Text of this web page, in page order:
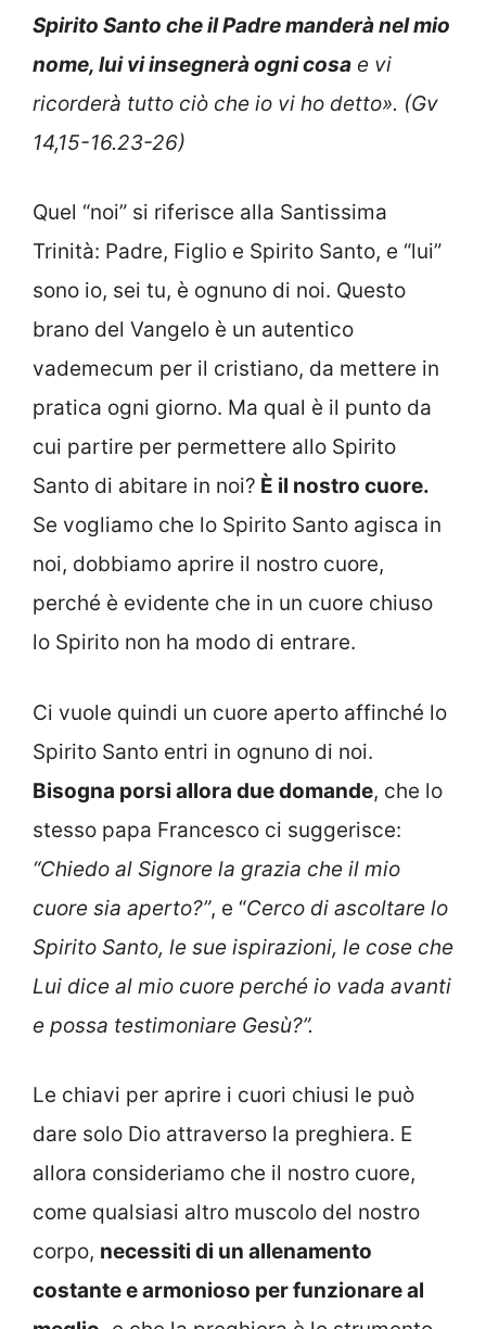
Spirito Santo che il Padre manderà nel mio
nome, lui vi insegnerà ogni cosa e vi
ricorderà tutto ciò che io vi ho detto». (Gv
14,15-16.23-26)
Quel “noi” si riferisce alla Santissima
Trinità: Padre, Figlio e Spirito Santo, e “lui”
sono io, sei tu, è ognuno di noi. Questo
brano del Vangelo è un autentico
vademecum per il cristiano, da mettere in
pratica ogni giorno. Ma qual è il punto da
cui partire per permettere allo Spirito
Santo di abitare in noi? È il nostro cuore.
Se vogliamo che lo Spirito Santo agisca in
noi, dobbiamo aprire il nostro cuore,
perché è evidente che in un cuore chiuso
lo Spirito non ha modo di entrare.
Ci vuole quindi un cuore aperto affinché lo
Spirito Santo entri in ognuno di noi.
Bisogna porsi allora due domande, che lo
stesso papa Francesco ci suggerisce:
“Chiedo al Signore la grazia che il mio
cuore sia aperto?”, e “Cerco di ascoltare lo
Spirito Santo, le sue ispirazioni, le cose che
Lui dice al mio cuore perché io vada avanti
e possa testimoniare Gesù?”.
Le chiavi per aprire i cuori chiusi le può
dare solo Dio attraverso la preghiera. E
allora consideriamo che il nostro cuore,
come qualsiasi altro muscolo del nostro
corpo, necessiti di un allenamento
costante e armonioso per funzionare al